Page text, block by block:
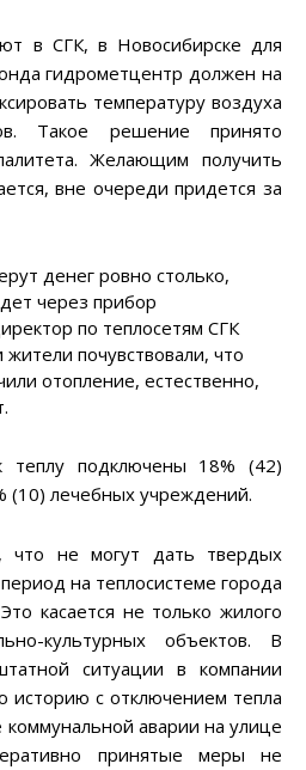
в СГК, в Новосибирске для
гидрометцентр должен на
температуру воздуха
Такое решение принято
Желающим получить
вне очереди придется за
денег ровно столько,
через прибор
по теплосетям СГК
жители почувствовали, что
отопление, естественно,
подключены 18% (42)
(10) лечебных учреждений.
что не могут дать твердых
на теплосистеме города
касается не только жилого
культурных объектов. В
ситуации в компании
с отключением тепла
аварии на улице
принятые меры не